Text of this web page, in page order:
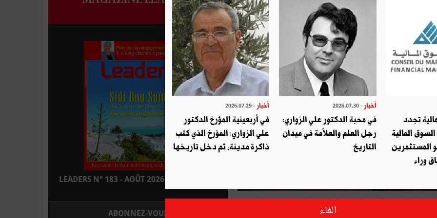
بين وزارة العدل ووازرة الثقافة والمحافظة على التراث، حول تخصيص برامج
LEADERS N° 183 - AOÛT 2026 : EN KIOSQUE
ABONNEZ-VOUS
تجدد
المالية
المستثمرين
وراء
أخبار - 2026.07.30
في محبة الدكتور علي الزواري:
رجل العلم والعلاّمة في ميدان
التاريخ
أخبار - 2026.07.29
في أربعينية المؤرخ الدكتور
علي الزواري: المؤرخ الذي كتب
ذاكرة مدينة، ثم دخل تاريخها
الغاء